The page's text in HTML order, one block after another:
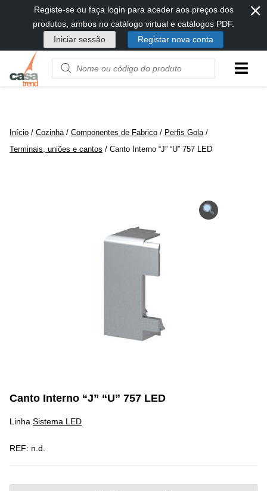
diretamente
conteúdo
Registe-se ou faça login para aceder aos preços dos
produtos, ambos no catálogo virtual e catálogos PDF.
Iniciar sessão
Registar nova conta
⨯
Product
name
Início / Cozinha / Componentes de Fabrico / Perfis Gola /
Terminais, uniões e cantos / Canto Interno “J” “U” 757 LED
Canto Interno “J” “U” 757 LED
Linha Sistema LED
REF: n.d.